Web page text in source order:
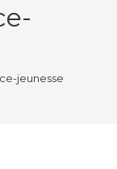
jeunesse